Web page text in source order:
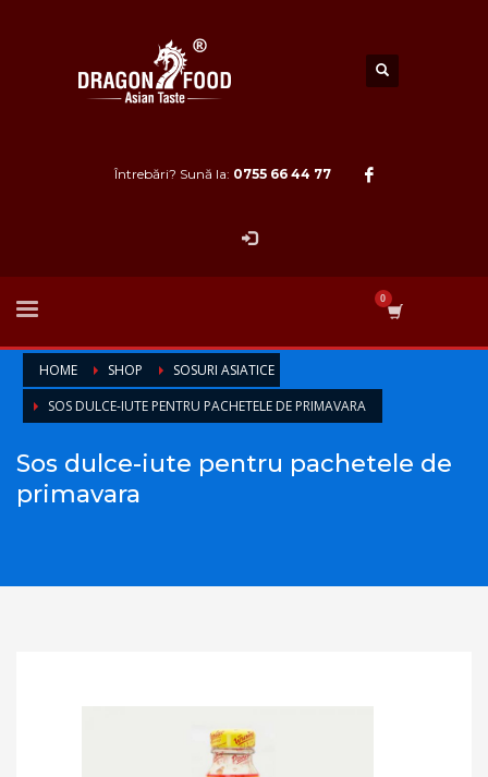
Întrebări? Sună la: 0755 66 44 77
HOME SHOP
SOSURI ASIATICE
SOS DULCE-IUTE PENTRU PACHETELE DE PRIMAVARA
Sos dulce-iute pentru pachetele de
primavara